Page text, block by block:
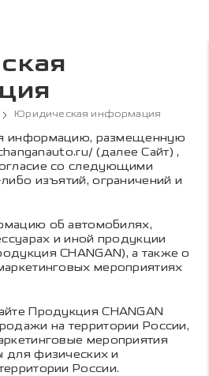
Юридическая информация
информацию, размещенную
(далее Сайт) ,
со следующими
изъятий, ограничений и
об автомобилях,
и иной продукции
CHANGAN), а также о
мероприятиях
Продукция CHANGAN
на территории России,
мероприятия
для физических и
России.